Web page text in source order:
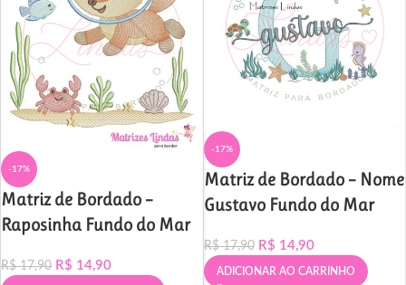
-17%
Matriz de Bordado –
Raposinha Fundo do Mar
R$17,90 R$ 14,90
-17%
Matriz de Bordado – Nome
Gustavo Fundo do Mar
R$17,90 R$ 14,90
ADICIONAR AO CARRINHO